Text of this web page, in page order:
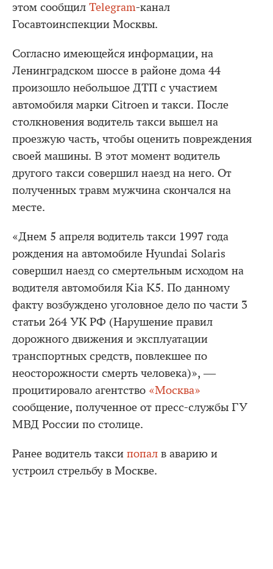
этом сообщил Telegram-канал
Госавтоинспекции Москвы.
Согласно имеющейся информации, на
Ленинградском шоссе в районе дома 44
произошло небольшое ДТП с участием
автомобиля марки Citroen и такси. После
столкновения водитель такси вышел на
проезжую часть, чтобы оценить повреждения
своей машины. В этот момент водитель
другого такси совершил наезд на него. От
полученных травм мужчина скончался на
месте.
«Днем 5 апреля водитель такси 1997 года
рождения на автомобиле Hyundai Solaris
совершил наезд со смертельным исходом на
водителя автомобиля Kia K5. По данному
факту возбуждено уголовное дело по части 3
статьи 264 УК РФ (Нарушение правил
дорожного движения и эксплуатации
транспортных средств, повлекшее по
неосторожности смерть человека)», ―
процитировало агентство «Москва»
сообщение, полученное от пресс-службы ГУ
МВД России по столице.
Ранее водитель такси попал в аварию и
устроил стрельбу в Москве.